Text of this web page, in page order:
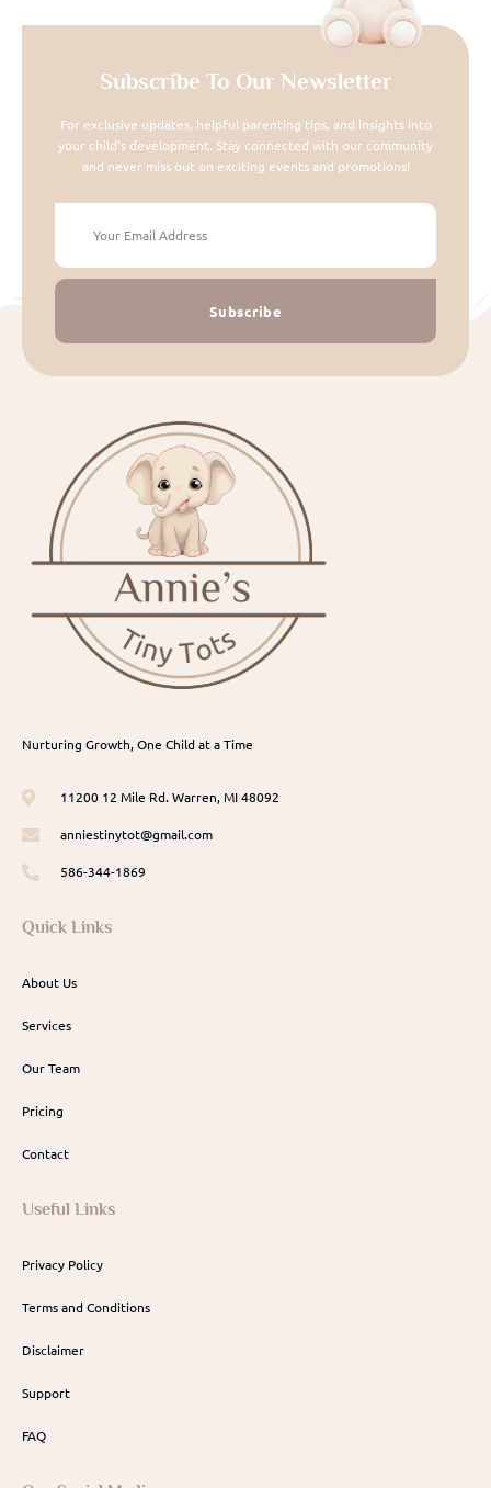
Subscribe To Our Newsletter
For exclusive updates, helpful parenting tips, and insights into
your child's development. Stay connected with our community
and never miss out on exciting events and promotions!
Subscribe
Nurturing Growth, One Child at a Time
11200 12 Mile Rd. Warren, MI 48092
anniestinytot@gmail.com
586-344-1869
Quick Links
About Us
Services
Our Team
Pricing
Contact
Useful Links
Privacy Policy
Terms and Conditions
Disclaimer
Support
FAQ